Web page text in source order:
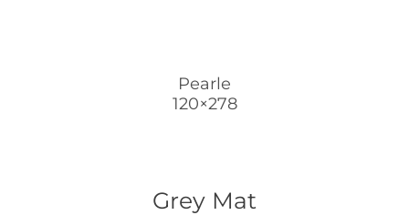
Pearle
120×278
Grey Mat